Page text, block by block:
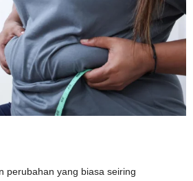
perubahan yang biasa seiring